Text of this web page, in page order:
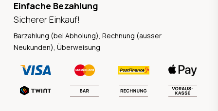
Einfache Bezahlung
Sicherer Einkauf!
Barzahlung (bei Abholung), Rechnung (ausser
Neukunden), Überweisung